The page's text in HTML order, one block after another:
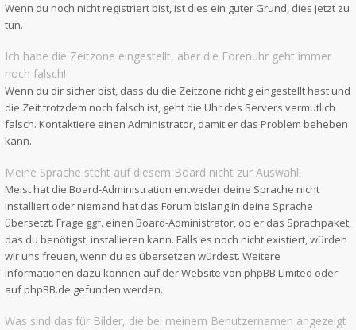
Wenn du noch nicht registriert bist, ist dies ein guter Grund, dies jetzt zu
tun.
Ich habe die Zeitzone eingestellt, aber die Forenuhr geht immer
noch falsch!
Wenn du dir sicher bist, dass du die Zeitzone richtig eingestellt hast und
die Zeit trotzdem noch falsch ist, geht die Uhr des Servers vermutlich
falsch. Kontaktiere einen Administrator, damit er das Problem beheben
kann.
Meine Sprache steht auf diesem Board nicht zur Auswahl!
Meist hat die Board-Administration entweder deine Sprache nicht
installiert oder niemand hat das Forum bislang in deine Sprache
übersetzt. Frage ggf. einen Board-Administrator, ob er das Sprachpaket,
das du benötigst, installieren kann. Falls es noch nicht existiert, würden
wir uns freuen, wenn du es übersetzen würdest. Weitere
Informationen dazu können auf der Website von phpBB Limited oder
aufphpBB.de gefunden werden.
Was sind das für Bilder, die bei meinem Benutzernamen angezeigt